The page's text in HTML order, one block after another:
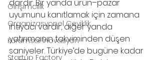
Girişimcilik
Organizasyonel Çeviklik
Kurumsal İnovasyon
Startup Factory
dardır. Bir yanda ürün–pazar
uyumunu kanıtlamak için zamana
ihtiyacı vardır, diğer yanda
yatırımcının takviminden düşen
saniyeler. Türkiye’de bugüne kadar